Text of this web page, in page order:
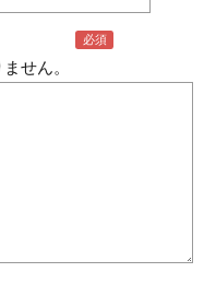
せん。